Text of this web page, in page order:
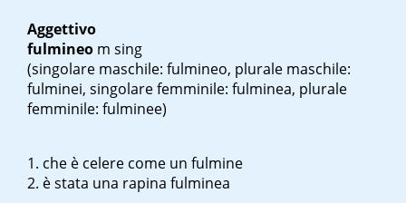
Aggettivo
fulmineo m sing
(singolare maschile: fulmineo, plurale maschile:
fulminei, singolare femminile: fulminea, plurale
femminile: fulminee)
che è celere come un fulmine
è stata una rapina fulminea